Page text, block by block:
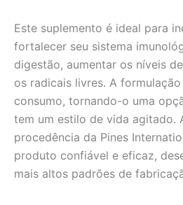
Este suplemento é ideal para
fortalecer seu sistema
digestão, aumentar os níveis
os radicais livres. A
consumo, tornando-o uma
tem um estilo de vida agitado.
procedência da Pines
produto confiável e eficaz,
mais altos padrões de